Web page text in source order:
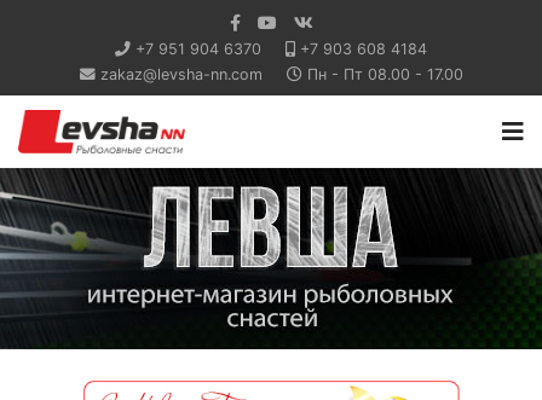
+7 951 904 6370
+7 903 608 4184
zakaz@levsha-nn.com
Пн - Пт 08.00 - 17.00